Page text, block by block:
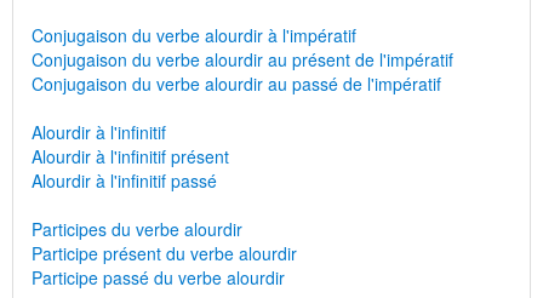
Conjugaison du verbe alourdir à l'impératif
Conjugaison du verbe alourdir au présent de l'impératif
Conjugaison du verbe alourdir au passé de l'impératif
Alourdir à l'infinitif
Alourdir à l'infinitif présent
Alourdir à l'infinitif passé
Participes du verbe alourdir
Participe présent du verbe alourdir
Participe passé du verbe alourdir